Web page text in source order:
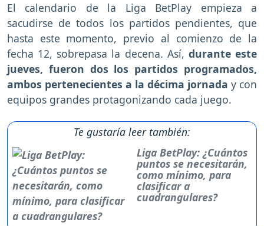
El calendario de la Liga BetPlay empieza a
sacudirse de todos los partidos pendientes, que
hasta este momento, previo al comienzo de la
fecha 12, sobrepasa la decena. Así, durante este
jueves, fueron dos los partidos programados,
ambos pertenecientes a la décima jornada y con
equipos grandes protagonizando cada juego.
Te gustaría leer también:
Liga BetPlay: ¿Cuántos
puntos se necesitarán,
como mínimo, para
clasificar a
cuadrangulares?